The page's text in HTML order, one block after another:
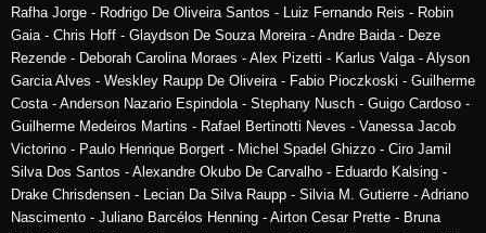
Rafha Jorge - Rodrigo De Oliveira Santos - Luiz Fernando Reis - Robin
Gaia - Chris Hoff - Glaydson De Souza Moreira - Andre Baida - Deze
Rezende - Deborah Carolina Moraes - Alex Pizetti - Karlus Valga - Alyson
Garcia Alves - Weskley Raupp De Oliveira - Fabio Pioczkoski - Guilherme
Costa - Anderson Nazario Espindola - Stephany Nusch - Guigo Cardoso -
Guilherme Medeiros Martins - Rafael Bertinotti Neves - Vanessa Jacob
Victorino - Paulo Henrique Borgert - Michel Spadel Ghizzo - Ciro Jamil
Silva Dos Santos - Alexandre Okubo De Carvalho - Eduardo Kalsing -
Drake Chrisdensen - Lecian Da Silva Raupp - Silvia M. Gutierre - Adriano
Nascimento - Juliano Barcélos Henning - Airton Cesar Prette - Bruna